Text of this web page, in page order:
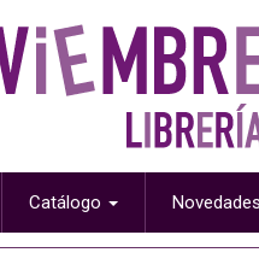
Catálogo Novedades